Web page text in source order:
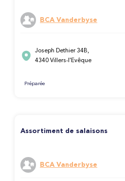
BCA Vanderbyse
Joseph Dethier 34B,
4340 Villers-l'Evêque
Préparée
Assortiment de salaisons
BCA Vanderbyse